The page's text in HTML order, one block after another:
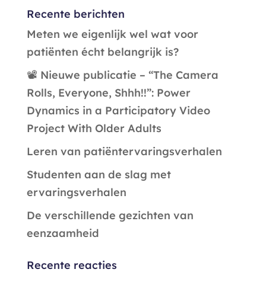
Recente berichten
Meten we eigenlijk wel wat voor
patiënten écht belangrijk is?
📽️ Nieuwe publicatie – “The Camera
Rolls, Everyone, Shhh!!”: Power
Dynamics in a Participatory Video
Project With Older Adults
Leren van patiëntervaringsverhalen
Studenten aan de slag met
ervaringsverhalen
De verschillende gezichten van
eenzaamheid
Recente reacties